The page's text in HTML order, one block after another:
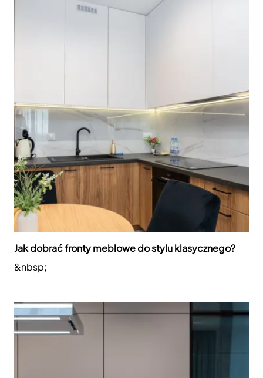
Jak dobrać fronty meblowe do stylu klasycznego?
&nbsp;